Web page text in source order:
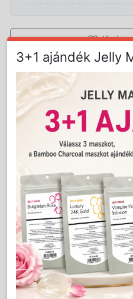
Mennyiség:
Részletes Leírás
Kedvenc hajnyíróidat
tartanád a kezedben?
Vagy csökkentenéd a
mértékét?
HA igen, akkor a
3+1 ajándék Jelly